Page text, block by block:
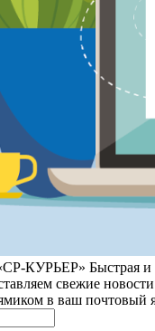
КУРЬЕР» Быстрая и
свежие
в ваш почтовый